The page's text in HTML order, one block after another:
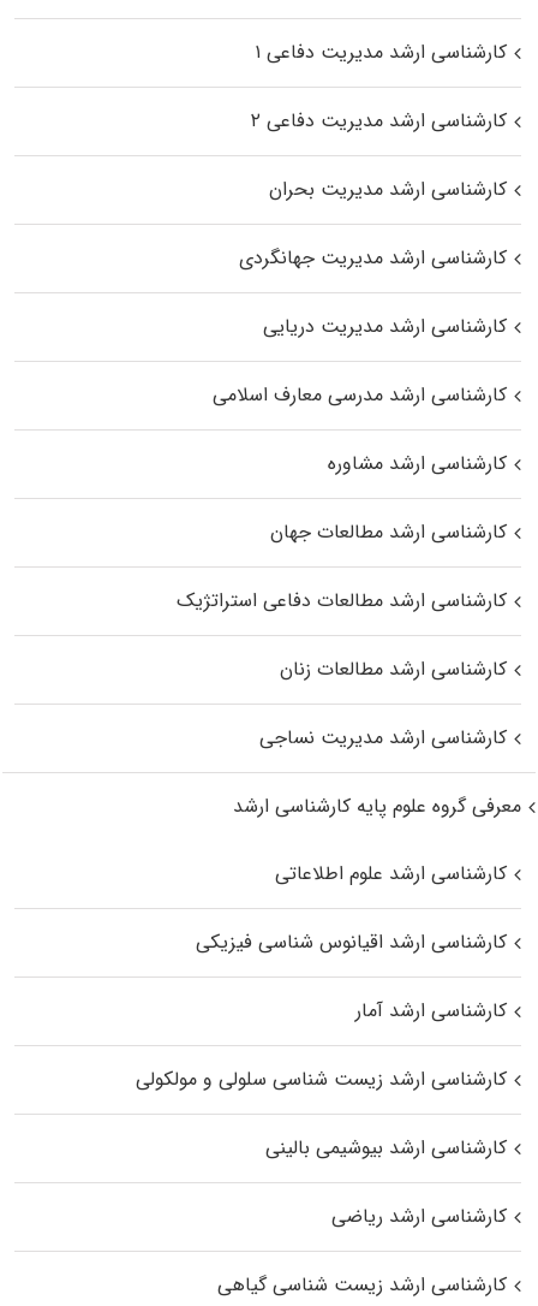
کارشناسی ارشد مدیریت دفاعی ۱
کارشناسی ارشد مدیریت دفاعی ۲
کارشناسی ارشد مدیریت بحران
کارشناسی ارشد مدیریت جهانگردی
کارشناسی ارشد مدیریت دریایی
کارشناسی ارشد مدرسی معارف اسلامی
کارشناسی ارشد مشاوره
کارشناسی ارشد مطالعات جهان
کارشناسی ارشد مطالعات دفاعی استراتژیک
کارشناسی ارشد مطالعات زنان
کارشناسی ارشد مدیریت نساجی
معرفی گروه علوم پایه کارشناسی ارشد
کارشناسی ارشد علوم اطلاعاتی
کارشناسی ارشد اقیانوس‌ شناسی فیزیکی
کارشناسی ارشد آمار
کارشناسی ارشد زیست شناسی سلولی و مولکولی
کارشناسی ارشد بیوشیمی بالینی
کارشناسی ارشد ریاضی
کارشناسی ارشد زیست‌ شناسی گیاهی